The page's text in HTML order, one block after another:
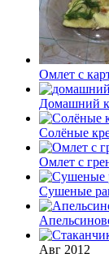
Омлет с
Домашний
Солёные
Омлет с
Сушеные
Авг 2012